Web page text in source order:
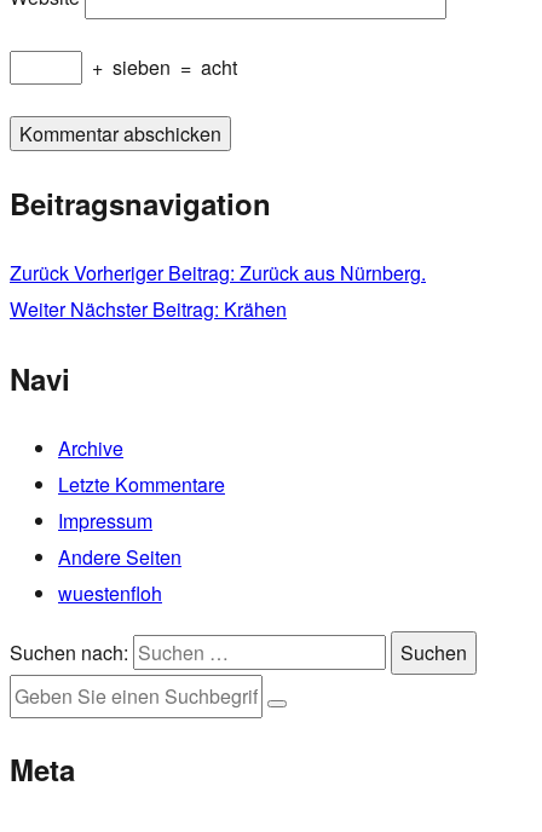
+ sieben = acht
Beitragsnavigation
ZurückVorheriger Beitrag: Zurück aus Nürnberg.
Weiter Nächster Beitrag: Krähen
Navi
Archive
Letzte Kommentare
Impressum
Andere Seiten
wuestenfloh
Suchen nach: Suchen
Meta